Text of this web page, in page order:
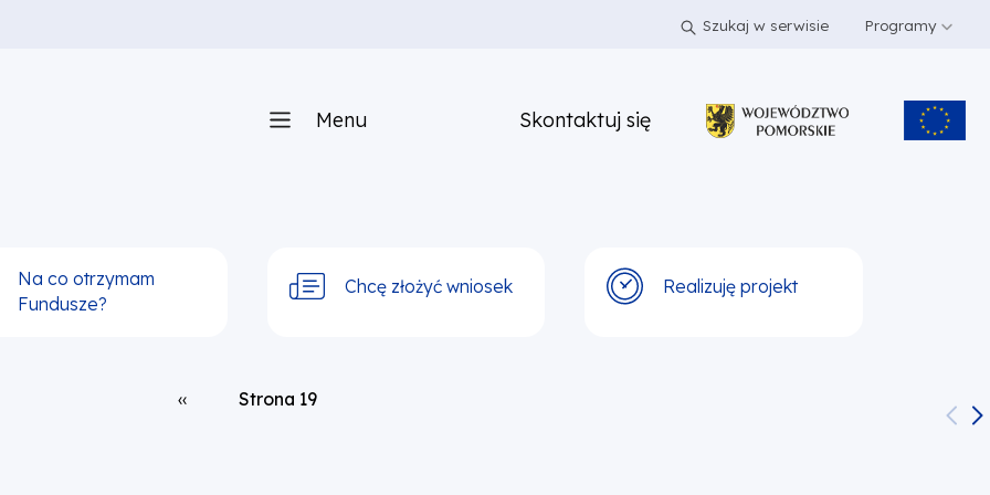
Szukaj w serwisie Programy
Menu Skontaktuj się
Na co otrzymam
Fundusze?
Chcę złożyć wniosek Realizuję projekt
Poprzednia strona
‹‹ Strona 19